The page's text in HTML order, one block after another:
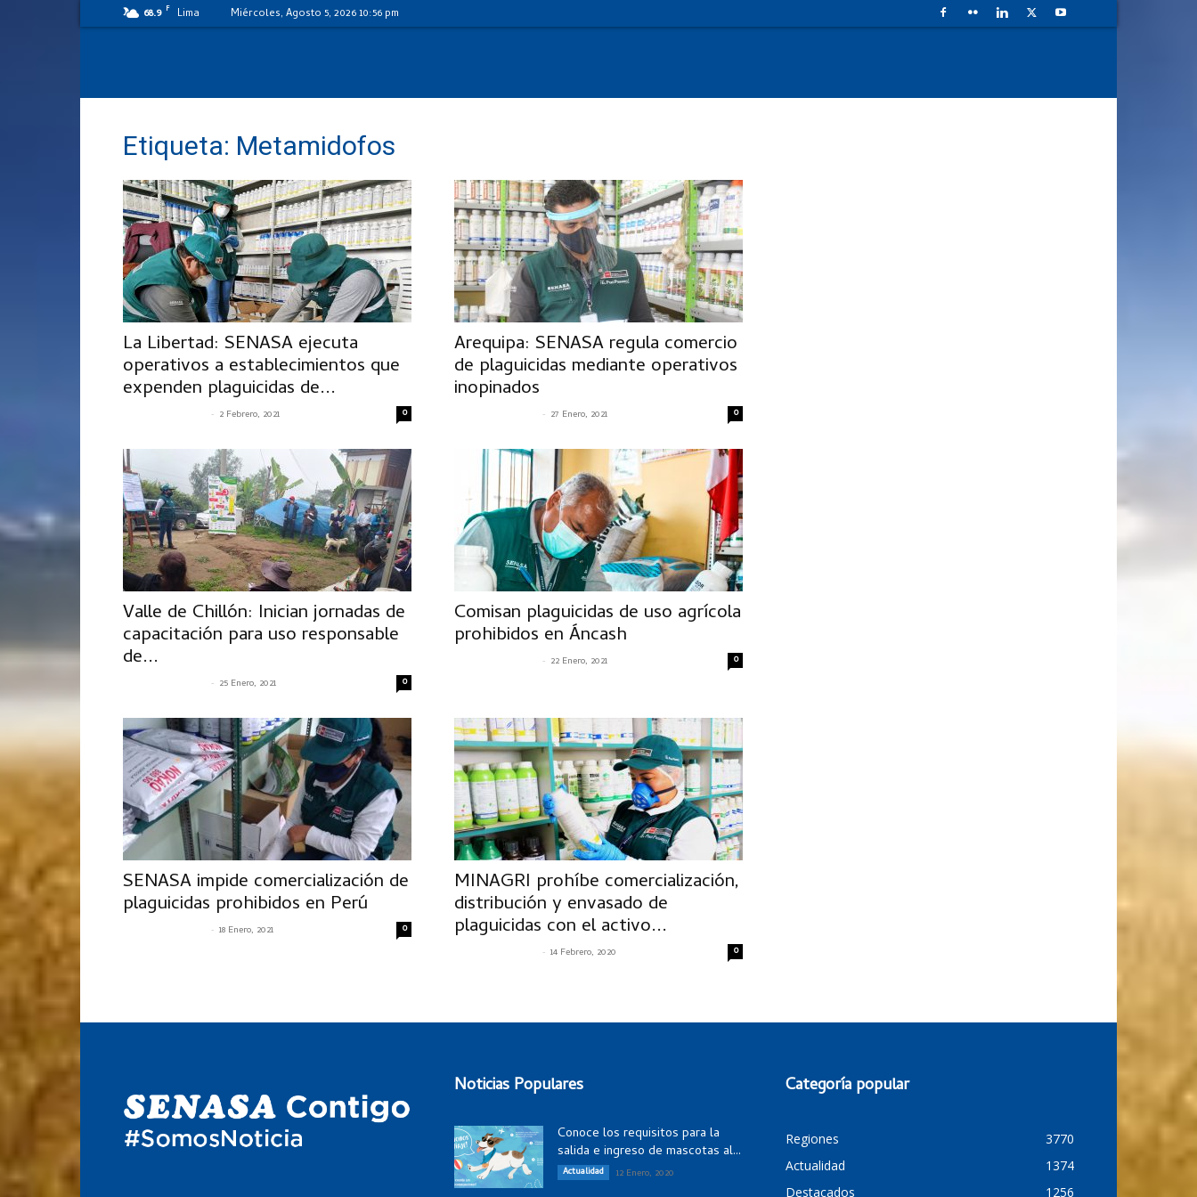
68.9 F Lima Miércoles, Agosto 5, 2026 10:56 pm
Etiqueta: Metamidofos
La Libertad: SENASA ejecuta
operativos a establecimientos que
expenden plaguicidas de...
- 2 Febrero, 2021 0
Arequipa: SENASA regula comercio
de plaguicidas mediante operativos
inopinados
- 27 Enero, 2021 0
Valle de Chillón: Inician jornadas de
capacitación para uso responsable
de...
- 25 Enero, 2021 0
Comisan plaguicidas de uso agrícola
prohibidos en Áncash
- 22 Enero, 2021 0
SENASA impide comercialización de
plaguicidas prohibidos en Perú
- 18 Enero, 2021 0
MINAGRI prohíbe comercialización,
distribución y envasado de
plaguicidas con el activo...
- 14 Febrero, 2020 0
Noticias Populares
Conoce los requisitos para la
salida e ingreso de mascotas al...
Actualidad 12 Enero, 2020
Categoría popular
Regiones
3770
Actualidad
1374
Destacados
1256